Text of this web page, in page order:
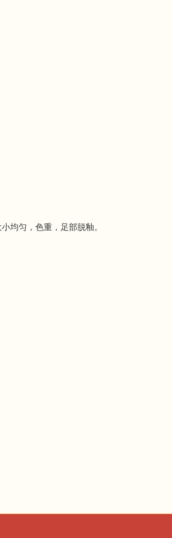
均匀，色重，足部脱釉。